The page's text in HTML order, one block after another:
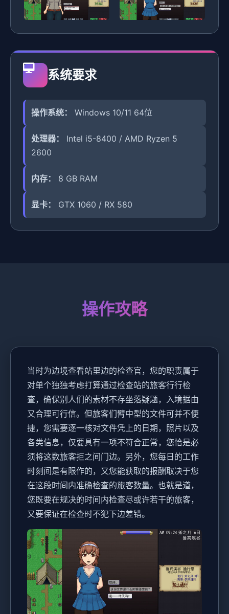
系统要求
操作系统： Windows 10/11 64位
处理器：
Intel i5-8400 / AMD Ryzen 5
2600
内存： 8 GB RAM
显卡： GTX 1060 / RX 580
操作攻略
当时为边境查看站里边的检查官，您的职责属于
对单个独独考虑打算通过检查站的旅客行行检
查，确保别人们的素材不存坐落疑题，入境据由
又合理可行信。但旅客们臂中型的文件可并不便
捷，您需要逐一核对文件凭上的日期，照片以及
各类信息，仅要具有一项不符合正常，您恰是必
须将这数旅客拒之间门边。另外，您每日的工作
时刻间是有限作的，又您能获取的报酬取决于您
在这段时间内准确检查的旅客数量。也就是道，
您既要在规决的时间内检查尽或许若干的旅客，
又要保证在检查时不犯下边差错。